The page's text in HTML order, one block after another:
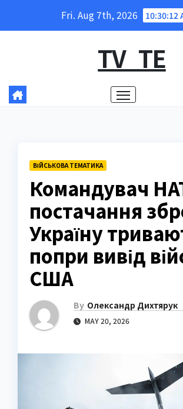
Fri. Aug 7th, 2026 10:30:13
TV_TE
ВІЙСЬКОВА ТЕМАТИКА
Командувач
постачання
Україну
попри вивід
США
By Олександр Дихтярук
MAY 20, 2026